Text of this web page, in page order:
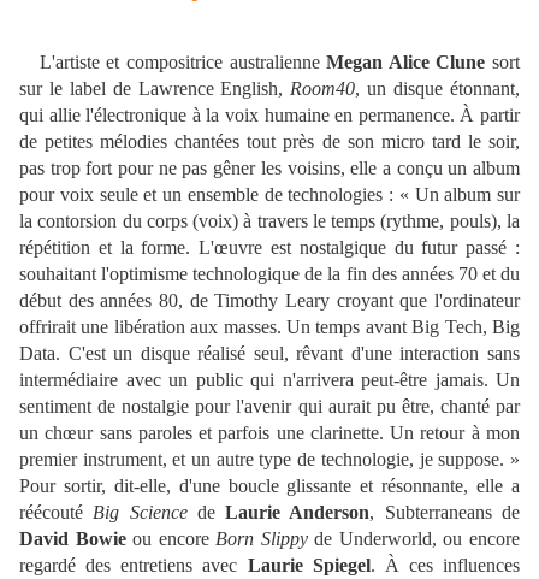
L'artiste et compositrice australienneMegan Alice Clune sort
sur le label de Lawrence English, Room40, un disque étonnant,
qui allie l'électronique à la voix humaine en permanence. À partir
de petites mélodies chantées tout près de son micro tard le soir,
pas trop fort pour ne pas gêner les voisins, elle a conçu un album
pour voix seule et un ensemble de technologies : « Un album sur
la contorsion du corps (voix) à travers le temps (rythme, pouls), la
répétition et la forme. L'œuvre est nostalgique du futur passé :
souhaitant l'optimisme technologique de la fin des années 70 et du
début des années 80, de Timothy Leary croyant que l'ordinateur
offrirait une libération aux masses. Un temps avant Big Tech, Big
Data. C'est un disque réalisé seul, rêvant d'une interaction sans
intermédiaire avec un public qui n'arrivera peut-être jamais. Un
sentiment de nostalgie pour l'avenir qui aurait pu être, chanté par
un chœur sans paroles et parfois une clarinette. Un retour à mon
premier instrument, et un autre type de technologie, je suppose. »
Pour sortir, dit-elle, d'une boucle glissante et résonnante, elle a
réécouté Big SciencedeLaurie Anderson, Subterraneans de
David Bowieou encore Born Slippyde Underworld, ou encore
regardé des entretiens avec Laurie Spiegel. À ces influences